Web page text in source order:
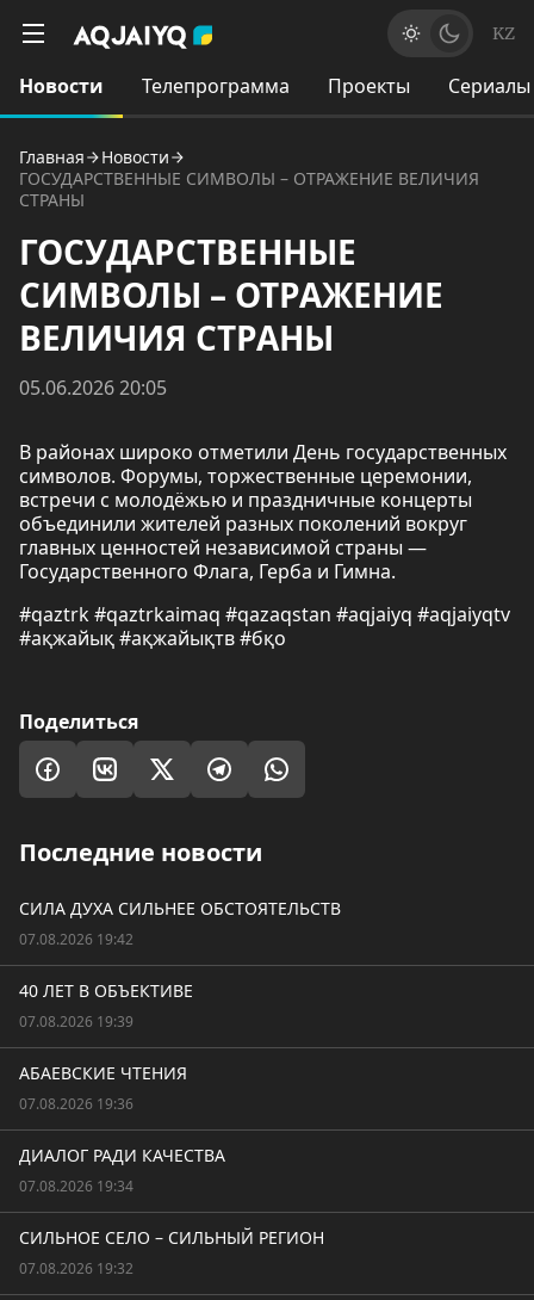
KZ
Новости Телепрограмма Проекты Сериалы
Главная
Новости
ГОСУДАРСТВЕННЫЕ СИМВОЛЫ – ОТРАЖЕНИЕ ВЕЛИЧИЯ
СТРАНЫ
ГОСУДАРСТВЕННЫЕ
СИМВОЛЫ – ОТРАЖЕНИЕ
ВЕЛИЧИЯ СТРАНЫ
05.06.2026 20:05
В районах широко отметили День государственных
символов. Форумы, торжественные церемонии,
встречи с молодёжью и праздничные концерты
объединили жителей разных поколений вокруг
главных ценностей независимой страны —
Государственного Флага, Герба и Гимна.
#qaztrk #qaztrkaimaq #qazaqstan #aqjaiyq #aqjaiyqtv
#ақжайық #ақжайықтв #бқо
Поделиться
Последние новости
СИЛА ДУХА СИЛЬНЕЕ ОБСТОЯТЕЛЬСТВ
07.08.2026 19:42
40 ЛЕТ В ОБЪЕКТИВЕ
07.08.2026 19:39
АБАЕВСКИЕ ЧТЕНИЯ
07.08.2026 19:36
ДИАЛОГ РАДИ КАЧЕСТВА
07.08.2026 19:34
СИЛЬНОЕ СЕЛО – СИЛЬНЫЙ РЕГИОН
07.08.2026 19:32